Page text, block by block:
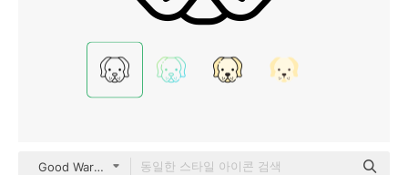
Good Ware Lineal